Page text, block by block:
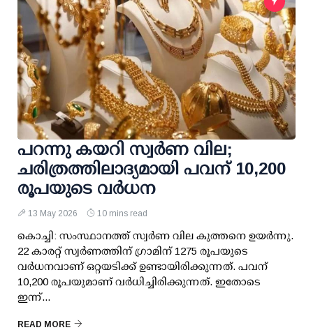
പറന്നു കയറി സ്വര്‍ണ വില;
ചരിത്രത്തിലാദ്യമായി പവന് 10,200
രൂപയുടെ വര്‍ധന
13 May 2026 10 mins read
കൊച്ചി: സംസ്ഥാനത്ത് സ്വര്‍ണ വില കുത്തനെ ഉയര്‍ന്നു.
22 കാരറ്റ് സ്വര്‍ണത്തിന് ഗ്രാമിന് 1275 രൂപയുടെ
വര്‍ധനവാണ് ഒറ്റയടിക്ക് ഉണ്ടായിരിക്കുന്നത്. പവന്
10,200 രൂപയുമാണ് വര്‍ധിച്ചിരിക്കുന്നത്. ഇതോടെ
ഇന്ന്...
READ MORE